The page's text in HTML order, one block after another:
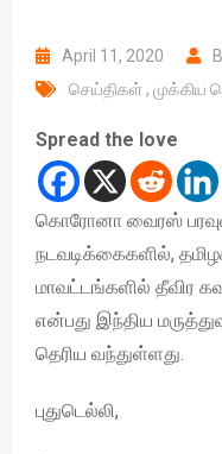
April 11, 2020
செய்திகள் , முக்கிய
Spread the love
கொரோனா வைரஸ்
நடவடிக்கைகளில்,
மாவட்டங்களில் தீவிர
என்பது இந்திய
தெரிய வந்துள்ளது.
புதுடெல்லி,